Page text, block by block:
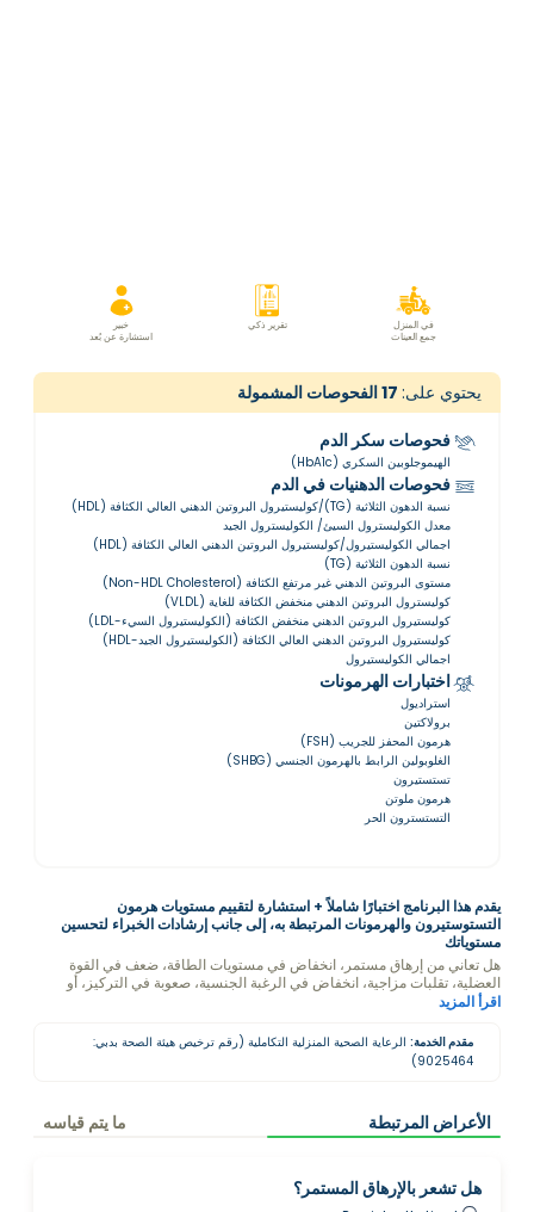
في المنزل
جمع العينات
تقرير ذكي
خبير
استشارة عن بُعد
يحتوي على: 17الفحوصات المشمولة
فحوصات سكر الدم
الهيموجلوبين السكري (HbA1c)
فحوصات الدهنيات في الدم
نسبة الدهون الثلاثية (TG)/كوليستيرول البروتين الدهني العالي الكثافة (HDL)
معدل الكوليسترول السيئ/ الكوليسترول الجيد
اجمالي الكوليستيرول/كوليستيرول البروتين الدهني العالي الكثافة (HDL)
نسبة الدهون الثلاثية (TG)
مستوى البروتين الدهني غير مرتفع الكثافة (Non-HDL Cholesterol)
كوليسترول البروتين الدهني منخفض الكثافة للغاية (VLDL)
كوليستيرول البروتين الدهني منخفض الكثافة (الكوليستيرول السيء-LDL)
كوليستيرول البروتين الدهني العالي الكثافة (الكوليستيرول الجيد-HDL)
اجمالي الكوليستيرول
اختبارات الهرمونات
استراديول
برولاكتين
هرمون المحفز للجريب (FSH)
الغلوبولين الرابط بالهرمون الجنسي (SHBG)
تستستيرون
هرمون ملوتن
التستسترون الحر
يقدم هذا البرنامج اختبارًا شاملاً + استشارة لتقييم مستويات هرمون
التستوستيرون والهرمونات المرتبطة به، إلى جانب إرشادات الخبراء لتحسين
مستوياتك
هل تعاني من إرهاق مستمر، انخفاض في مستويات الطاقة، ضعف في القوة
العضلية، تقلبات مزاجية، انخفاض في الرغبة الجنسية، صعوبة في التركيز، أو
اقرأ المزيد
مقدم الخدمة: الرعاية الصحية المنزلية التكاملية (رقم ترخيص هيئة الصحة بدبي:
9025464)
الأعراض المرتبطة ما يتم قياسه
هل تشعر بالإرهاق المستمر؟